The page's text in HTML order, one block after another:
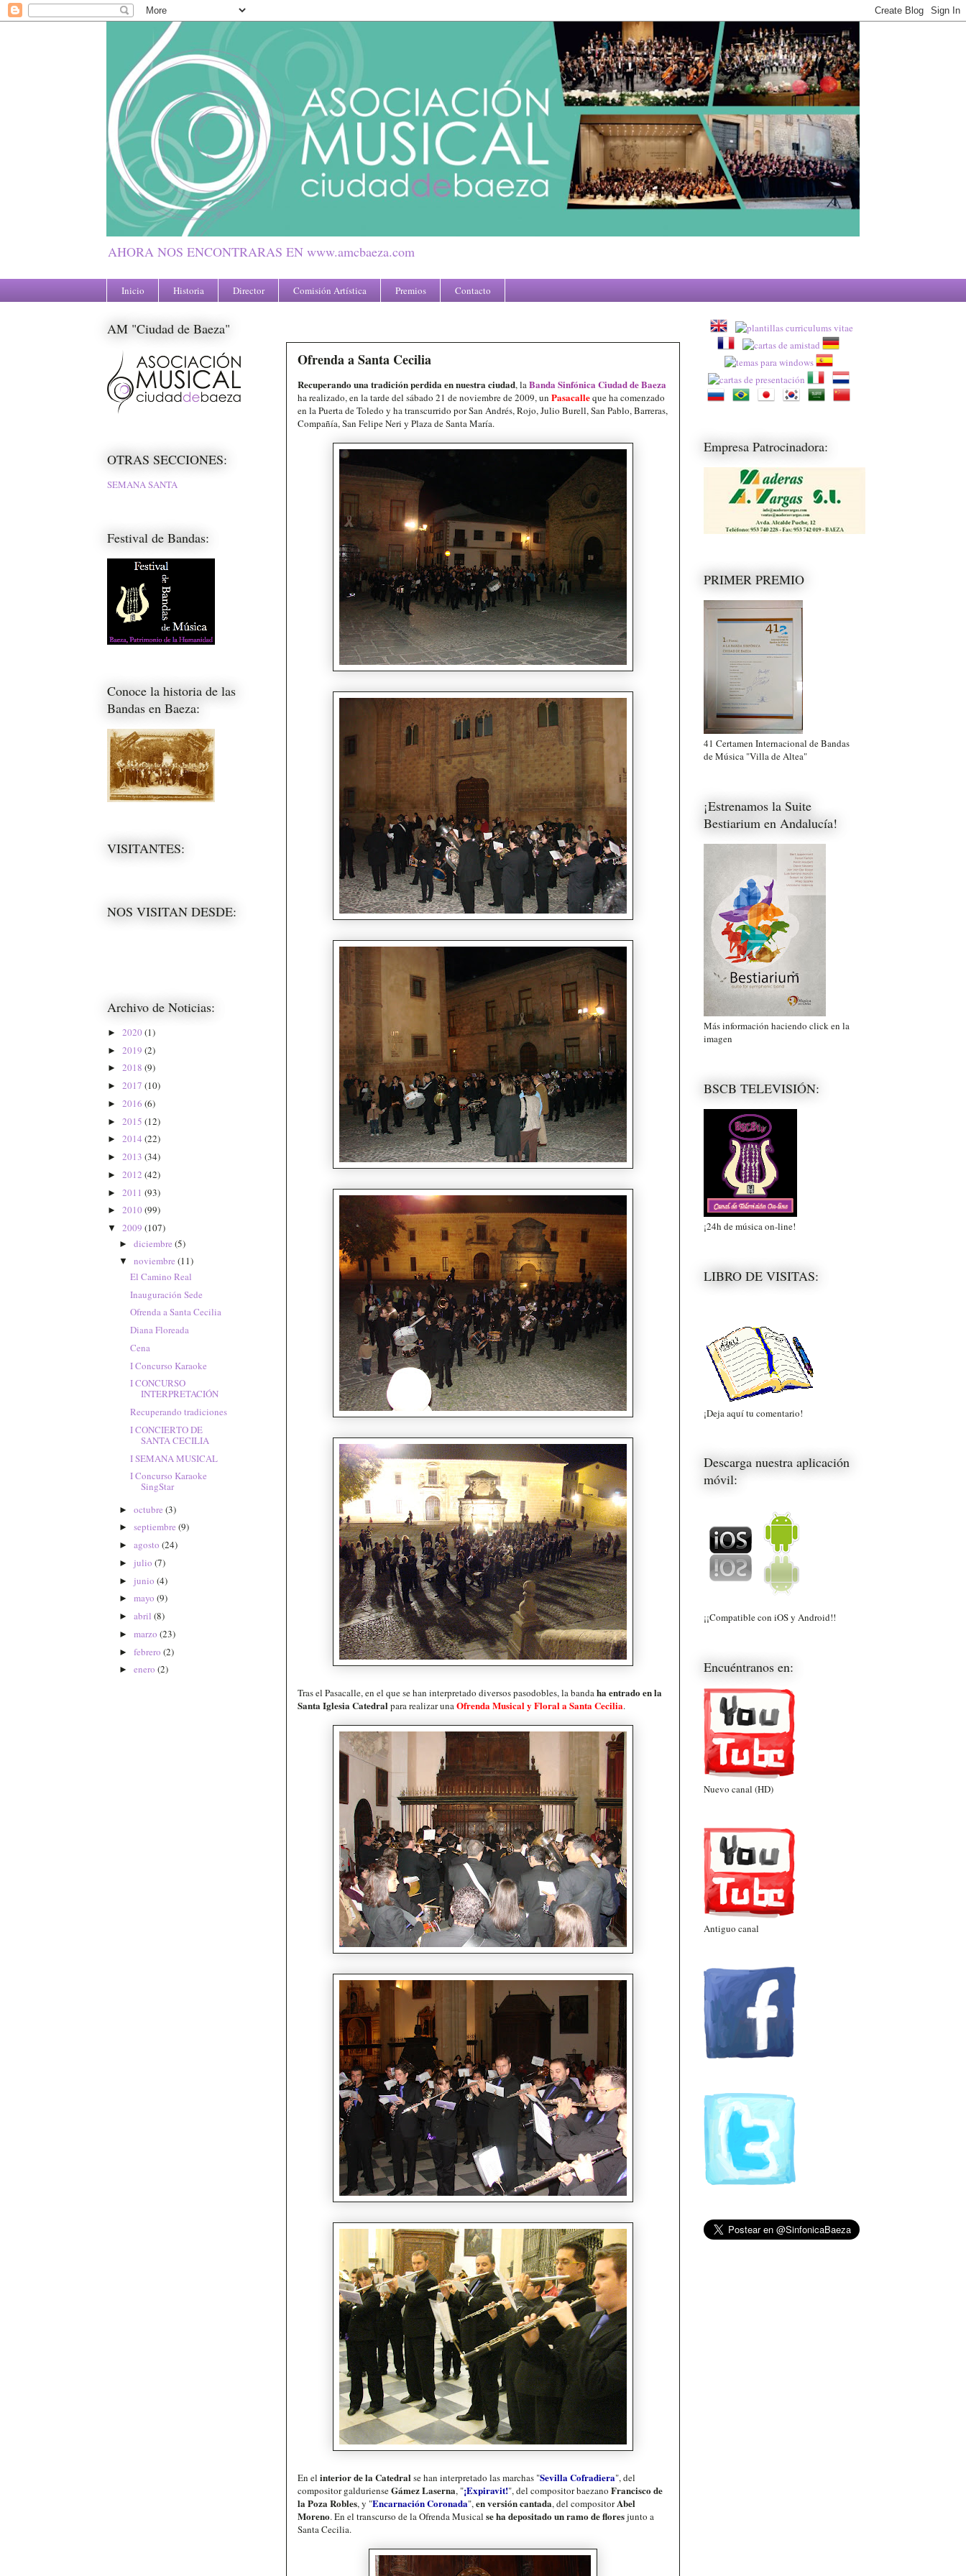
AHORA NOS ENCONTRARAS EN www.amcbaeza.com
Inicio Historia Director Comisión Artística Premios Contacto
Ofrenda a Santa Cecilia
Recuperando una tradición perdida en nuestra ciudad, la Banda Sinfónica Ciudad de Baeza
ha realizado, en la tarde del sábado 21 de noviembre de 2009, un Pasacalleque ha comenzado
en la Puerta de Toledo y ha transcurrido por San Andrés, Rojo, Julio Burell, San Pablo, Barreras,
Compañía, San Felipe Neri y Plaza de Santa María.
Tras el Pasacalle, en el que se han interpretado diversos pasodobles, la banda ha entrado en la
Santa Iglesia Catedral para realizar una Ofrenda Musical y Floral a Santa Cecilia.
En el interior de la Catedral se han interpretado las marchas "Sevilla Cofradiera", del
compositor galdurienseGámez Laserna, "¡Expiravit!", del compositor baezano Francisco de
la Poza Robles, y "Encarnación Coronada", en versión cantada, del compositorAbel
Moreno. En el transcurso de la Ofrenda Musical se ha depositado un ramo de floresjunto a
Santa Cecilia.
AM "Ciudad de Baeza"
OTRAS SECCIONES:
SEMANA SANTA
Festival de Bandas:
Conoce la historia de las
Bandas en Baeza:
VISITANTES:
NOS VISITAN DESDE:
Archivo de Noticias:
► 2020 (1)
► 2019 (2)
► 2018 (9)
► 2017 (10)
► 2016 (6)
► 2015 (12)
► 2014 (22)
► 2013 (34)
► 2012 (42)
► 2011 (93)
► 2010 (99)
▼ 2009 (107)
► diciembre (5)
▼ noviembre (11)
El Camino Real
Inauguración Sede
Ofrenda a Santa Cecilia
Diana Floreada
Cena
I Concurso Karaoke
I CONCURSO
INTERPRETACIÓN
Recuperando tradiciones
I CONCIERTO DE
SANTA CECILIA
I SEMANA MUSICAL
I Concurso Karaoke
SingStar
► octubre (3)
► septiembre (9)
► agosto (24)
► julio (7)
► junio (4)
► mayo (9)
► abril (8)
► marzo (23)
► febrero (2)
► enero (2)
Empresa Patrocinadora:
PRIMER PREMIO
41 Certamen Internacional de Bandas
de Música "Villa de Altea"
¡Estrenamos la Suite
Bestiarium en Andalucía!
Más información haciendo click en la
imagen
BSCB TELEVISIÓN:
¡24h de música on-line!
LIBRO DE VISITAS:
¡Deja aquí tu comentario!
Descarga nuestra aplicación
móvil:
¡¡Compatible con iOS y Android!!
Encuéntranos en:
Nuevo canal (HD)
Antiguo canal